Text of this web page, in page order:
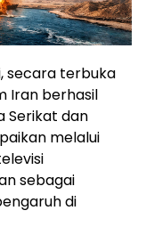
secara terbuka
Iran berhasil
Serikat dan
melalui
sebagai
di